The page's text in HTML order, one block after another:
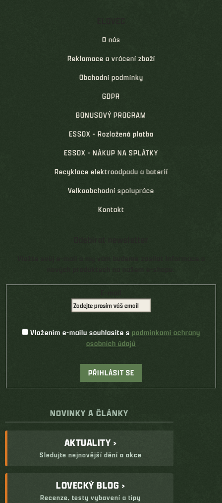
O nás
Reklamace a vrácení zboží
Obchodní podmínky
GDPR
BONUSOVÝ PROGRAM
ESSOX - Rozložená platba
ESSOX - NÁKUP NA SPLÁTKY
Recyklace elektroodpadu a baterií
Velkoobchodní spolupráce
Kontakt
Vložením e-mailu souhlasíte s podmínkami ochrany
osobních údajů
PŘIHLÁSIT SE
NOVINKY A ČLÁNKY
AKTUALITY ›
Sledujte nejnovější dění a akce
LOVECKÝ BLOG ›
Recenze, testy vybavení a tipy